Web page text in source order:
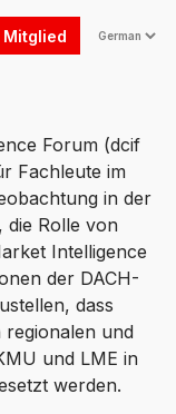
Mitglied
Forum (dcif
Fachleute im
in der
die Rolle von
Intelligence
der DACH-
dass
regionalen und
und LME in
werden.